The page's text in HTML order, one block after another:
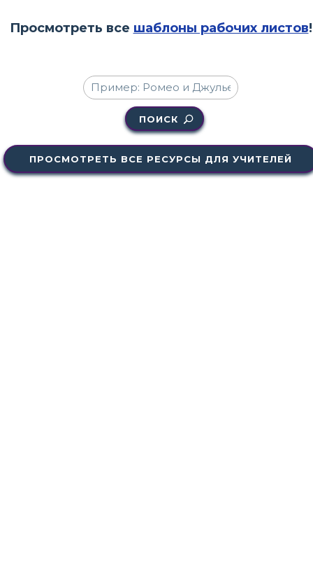
Просмотреть все шаблоны рабочих листов!
ПОИСК
ПРОСМОТРЕТЬ ВСЕ РЕСУРСЫ ДЛЯ УЧИТЕЛЕЙ